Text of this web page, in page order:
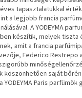
tapasztalatukkal
a legjobb francia
A YODEYMA
készítik, melyek tiszta
amit a francia
Federico Restrepo
köszönhetően saját
Paris parfümök